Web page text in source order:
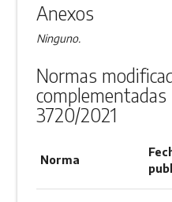
Anexos
Ninguno.
Normas
3720/2021
Norma